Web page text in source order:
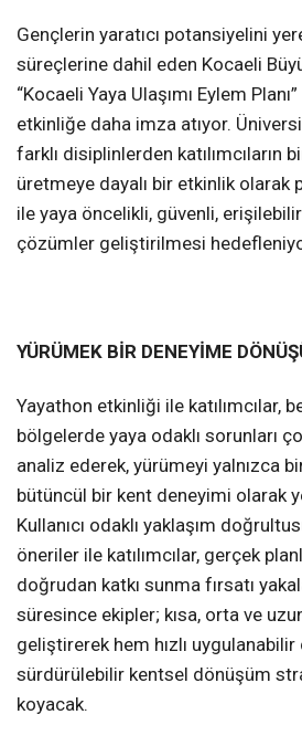
Gençlerin yaratıcı potansiyelini
süreçlerine dahil eden Kocaeli
“Kocaeli Yaya Ulaşımı Eylem
etkinliğe daha imza atıyor.
farklı disiplinlerden katılımcıların
üretmeye dayalı bir etkinlik olarak
ile yaya öncelikli, güvenli,
çözümler geliştirilmesi
YÜRÜMEK BİR DENEYİME
Yayathon etkinliği ile katılımcılar,
bölgelerde yaya odaklı sorunları
analiz ederek, yürümeyi yalnızca
bütüncül bir kent deneyimi olarak
Kullanıcı odaklı yaklaşım
öneriler ile katılımcılar, gerçek
doğrudan katkı sunma fırsatı
süresince ekipler; kısa, orta ve
geliştirerek hem hızlı
sürdürülebilir kentsel dönüşüm
koyacak.